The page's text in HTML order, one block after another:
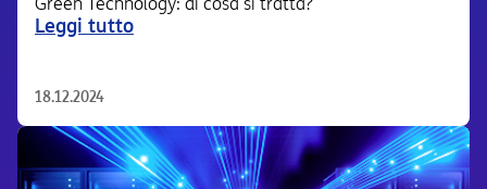
Leggi tutto
18.12.2024